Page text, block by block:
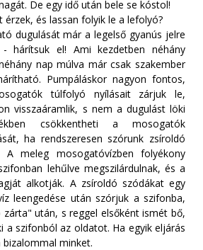
De egy idő után bele se kóstol!
és lassan folyik le a lefolyó?
dugulását már a legelső gyanús jelre
hárítsuk el! Ami kezdetben néhány
nap múlva már csak szakember
Pumpáláskor nagyon fontos,
túlfolyó nyílásait zárjuk le,
visszaáramlik, s nem a dugulást löki
csökkentheti a mosogatók
ha rendszeresen szórunk zsíroldó
meleg mosogatóvízben folyékony
lehűlve megszilárdulnak, és a
alkotják. A zsíroldó szódákat egy
leengedése után szórjuk a szifonba,
után, s reggel elsőként ismét bő,
a szifonból az oldatot. Ha egyik eljárás
minket.